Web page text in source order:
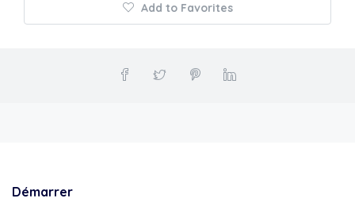
Add to Favorites
Démarrer